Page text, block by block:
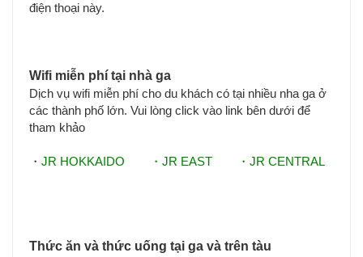
điện thoại này.
Wifi miễn phí tại nhà ga
Dịch vụ wifi miễn phí cho du khách có tại nhiều nha ga ở
các thành phố lớn. Vui lòng click vào link bên dưới để
tham khảo
・ JR HOKKAIDO ・ JR EAST ・ JR CENTRAL
Thức ăn và thức uống tại ga và trên tàu